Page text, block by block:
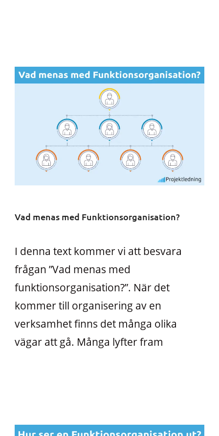
Vad menas med Funktionsorganisation?
I denna text kommer vi att besvara
frågan ”Vad menas med
funktionsorganisation?”. När det
kommer till organisering av en
verksamhet finns det många olika
vägar att gå. Många lyfter fram